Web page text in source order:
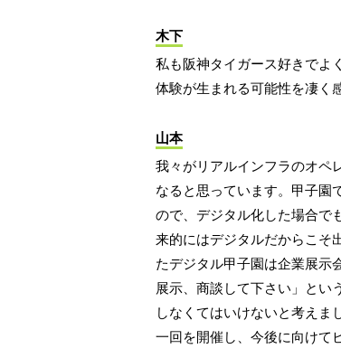
木下
私も阪神タイガース好きでよ
体験が生まれる可能性を凄く
山本
我々がリアルインフラのオペ
なると思っています。甲子園
ので、デジタル化した場合で
来的にはデジタルだからこそ
たデジタル甲子園は企業展示
展示、商談して下さい」とい
しなくてはいけないと考えま
一回を開催し、今後に向けて